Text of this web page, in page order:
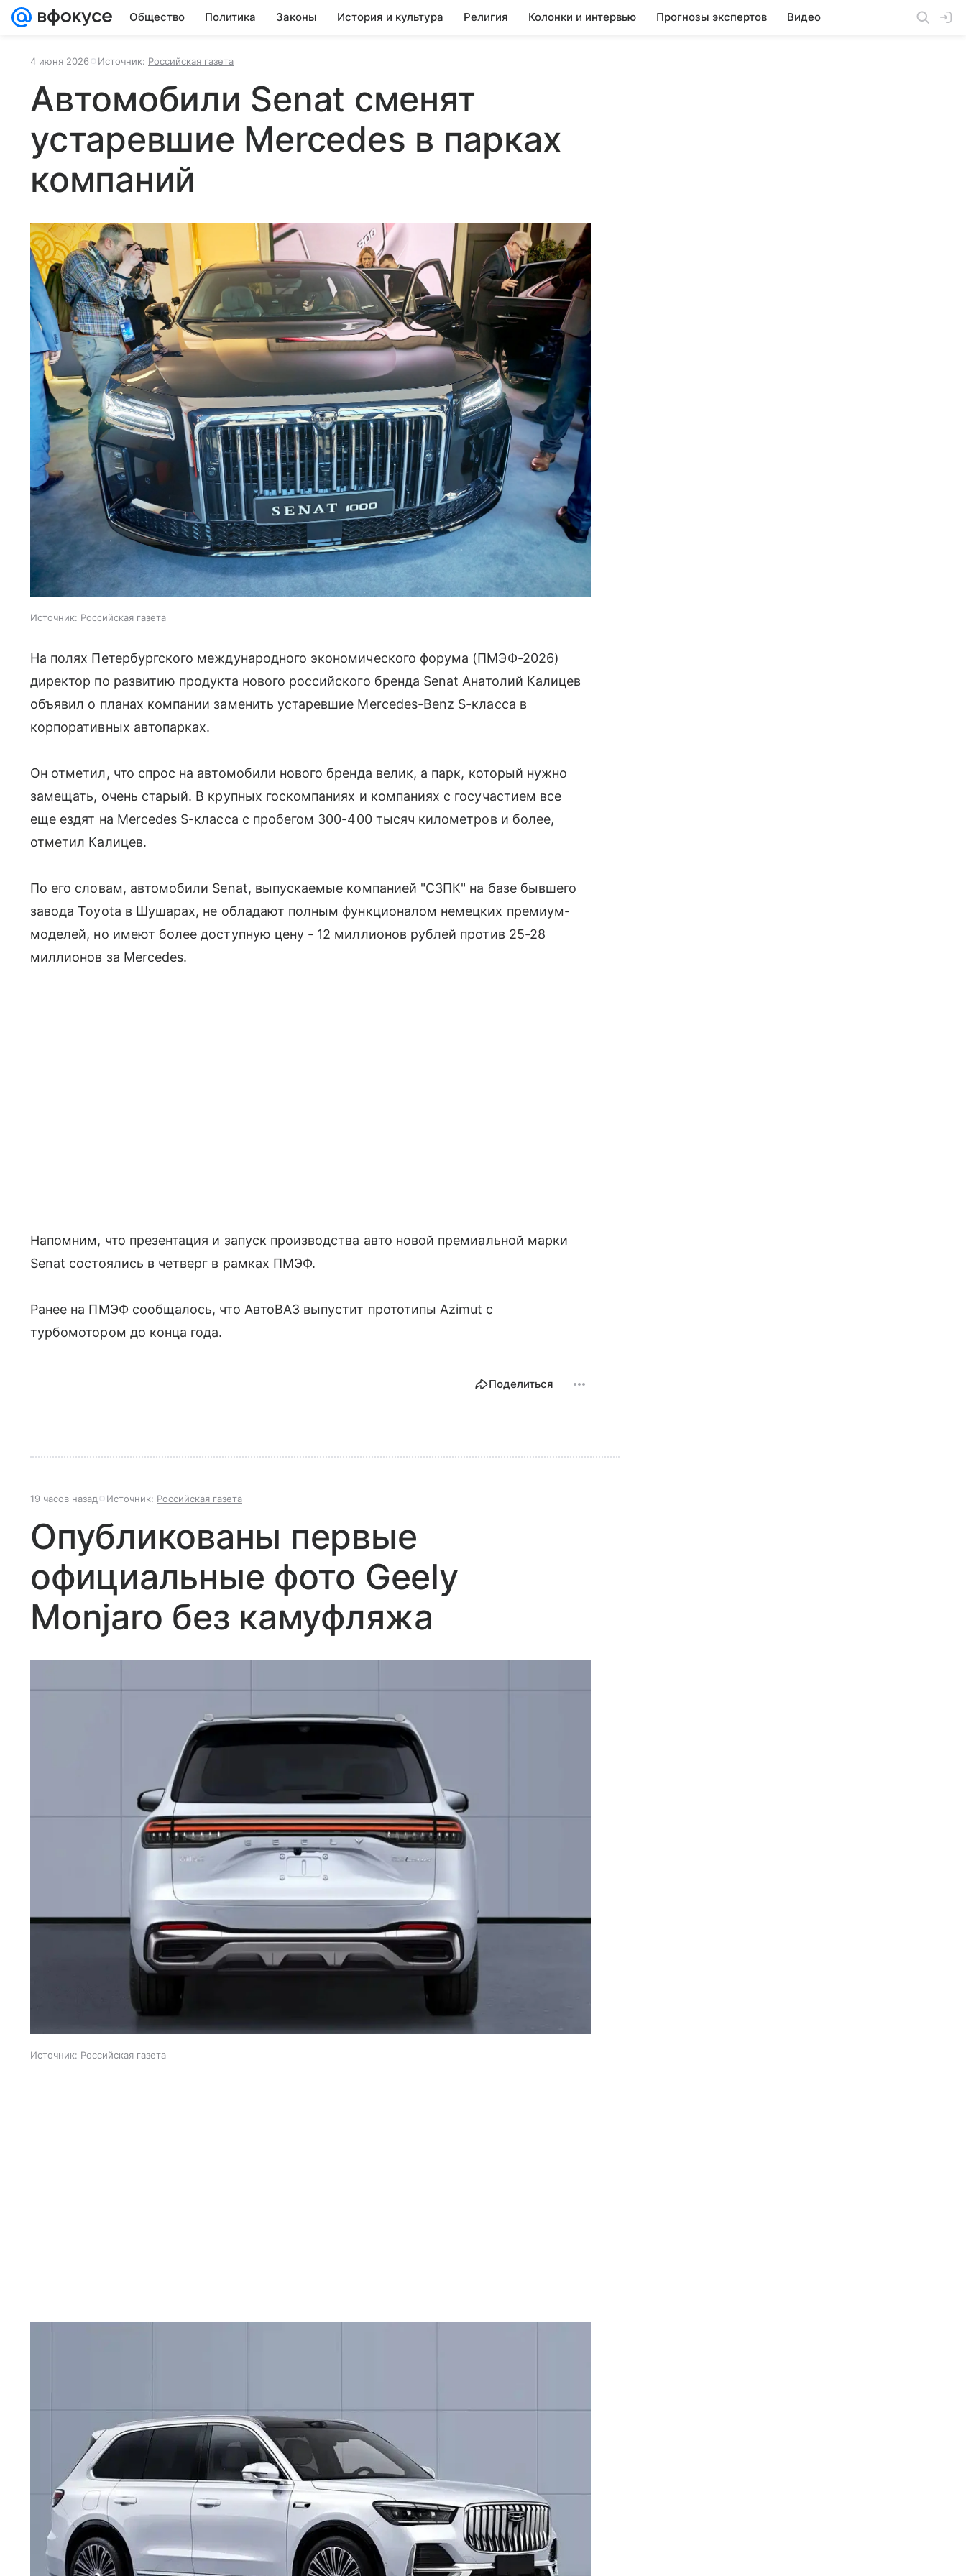
Общество Политика Законы История и культура Религия Колонки и интервью Прогнозы экспертов Видео
4 июня 2026 Источник: Российская газета
Автомобили Senat сменят
устаревшие Mercedes в парках
компаний
Источник: Российская газета
На полях Петербургского международного экономического форума (ПМЭФ-2026)
директор по развитию продукта нового российского бренда Senat Анатолий Калицев
объявил о планах компании заменить устаревшие Mercedes-Benz S-класса в
корпоративных автопарках.
Он отметил, что спрос на автомобили нового бренда велик, а парк, который нужно
замещать, очень старый. В крупных госкомпаниях и компаниях с госучастием все
еще ездят на Mercedes S-класса с пробегом 300-400 тысяч километров и более,
отметил Калицев.
По его словам, автомобили Senat, выпускаемые компанией "СЗПК" на базе бывшего
завода Toyota в Шушарах, не обладают полным функционалом немецких премиум-
моделей, но имеют более доступную цену - 12 миллионов рублей против 25-28
миллионов за Mercedes.
Напомним, что презентация и запуск производства авто новой премиальной марки
Senat состоялись в четверг в рамках ПМЭФ.
Ранее на ПМЭФ сообщалось, что АвтоВАЗ выпустит прототипы Azimut с
турбомотором до конца года.
Поделиться
19 часов назад Источник: Российская газета
Опубликованы первые
официальные фото Geely
Monjaro без камуфляжа
Источник: Российская газета